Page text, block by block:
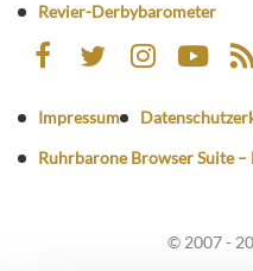
Revier-Derbybarometer
Impressum
Ruhrbarone Browser Suite
© 2007 -